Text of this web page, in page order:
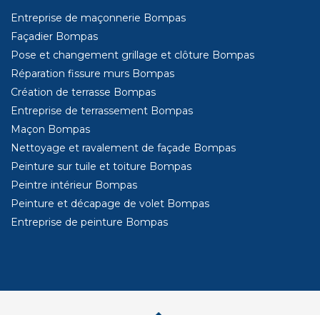
Entreprise de maçonnerie Bompas
Façadier Bompas
Pose et changement grillage et clôture Bompas
Réparation fissure murs Bompas
Création de terrasse Bompas
Entreprise de terrassement Bompas
Maçon Bompas
Nettoyage et ravalement de façade Bompas
Peinture sur tuile et toiture Bompas
Peintre intérieur Bompas
Peinture et décapage de volet Bompas
Entreprise de peinture Bompas